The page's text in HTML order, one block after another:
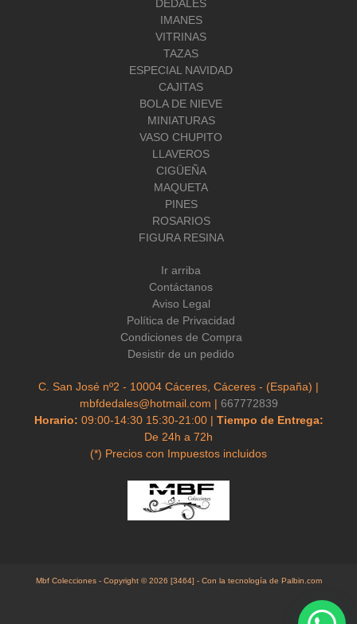
DEDALES
IMANES
VITRINAS
TAZAS
ESPECIAL NAVIDAD
CAJITAS
BOLA DE NIEVE
MINIATURAS
VASO CHUPITO
LLAVEROS
CIGÜEÑA
MAQUETA
PINES
ROSARIOS
FIGURA RESINA
Ir arriba
Contáctanos
Aviso Legal
Política de Privacidad
Condiciones de Compra
Desistir de un pedido
C. San José nº2 - 10004 Cáceres, Cáceres - (España) |
mbfdedales@hotmail.com | 667772839
Horario: 09:00-14:30 15:30-21:00 | Tiempo de Entrega:
De 24h a 72h
(*) Precios con Impuestos incluidos
Mbf Colecciones- Copyright © 2026 [3464] - Con la tecnología de Palbin.com